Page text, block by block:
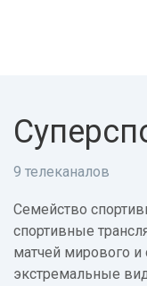
9 телеканалов
Семейство
спортивные
матчей мирового и
экстремальные